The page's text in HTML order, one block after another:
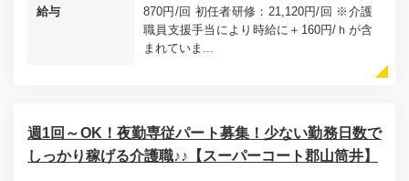
給与
870円/回 初任者研修：21,120円/回 ※介護
職員支援手当により時給に＋160円/ｈが含
まれていま...
週1回～OK！夜勤専従パート募集！少ない勤務日数で
しっかり稼げる介護職♪♪【スーパーコート郡山筒井】